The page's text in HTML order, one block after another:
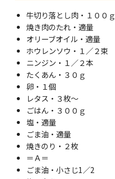
牛切り落とし肉・１００ｇ
焼き肉のたれ・適量
オリーブオイル・適量
ホウレンソウ・１／２束
ニンジン・１／２本
たくあん・３０ｇ
卵・１個
レタス・３枚～
ごはん・３００ｇ
塩・適量
ごま油・適量
焼きのり・２枚
＝Ａ＝
ごま油・小さじ1／2